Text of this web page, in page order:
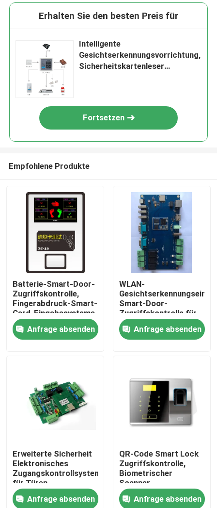
Startseite
Produkte
Fabrik Tour
Kontakt
Nachrichten
Erhalten Sie den besten Preis für
Intelligente
Gesichtserkennungsvorrichtung,
Sicherheitskartenleser
Fortsetzen
Empfohlene Produkte
Batterie-Smart-Door-
Zugriffskontrolle,
Fingerabdruck-Smart-
Card-Eingabesysteme
Anfrage absenden
WLAN-
Smart-Door-
Zugriffskontrolle für
den sicheren Zugang
Anfrage absenden
Erweiterte Sicherheit
Elektronisches
Zugangskontrollsystem
für Türen
Anfrage absenden
QR-Code Smart Lock
Zugriffskontrolle,
Biometrischer
Scanner
Schlüsselkarten-
SystemAnfrage absenden